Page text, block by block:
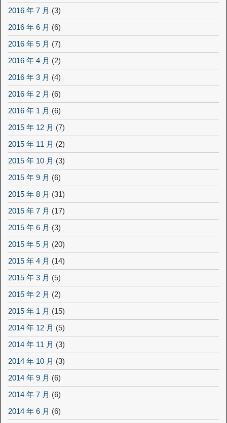
2016 年 7 月 (3)
2016 年 6 月 (6)
2016 年 5 月 (7)
2016 年 4 月 (2)
2016 年 3 月 (4)
2016 年 2 月 (6)
2016 年 1 月 (6)
2015 年 12 月 (7)
2015 年 11 月 (2)
2015 年 10 月 (3)
2015 年 9 月 (6)
2015 年 8 月 (31)
2015 年 7 月 (17)
2015 年 6 月 (3)
2015 年 5 月 (20)
2015 年 4 月 (14)
2015 年 3 月 (5)
2015 年 2 月 (2)
2015 年 1 月 (15)
2014 年 12 月 (5)
2014 年 11 月 (3)
2014 年 10 月 (3)
2014 年 9 月 (6)
2014 年 7 月 (6)
2014 年 6 月 (6)